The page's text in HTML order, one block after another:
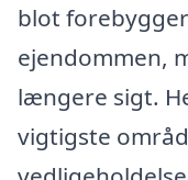
blot
ejendommen,
længere sigt.
vigtigste